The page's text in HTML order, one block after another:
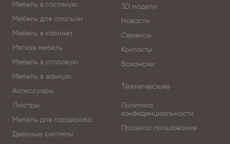
Мебель в гостиную
Мебель для спальни
Мебель в кабинет
Мягкая мебель
Мебель в столовую
Мебель в ванную
Аксессуары
Люстры
Мебель для гардероба
Дверные системы
3D модели
Новости
Сервисы
Контакты
Вакансии
Технические
Политика
конфиденциальности
Правила пользования